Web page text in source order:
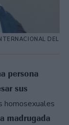
DEL
persona
sus
homosexuales
madrugada